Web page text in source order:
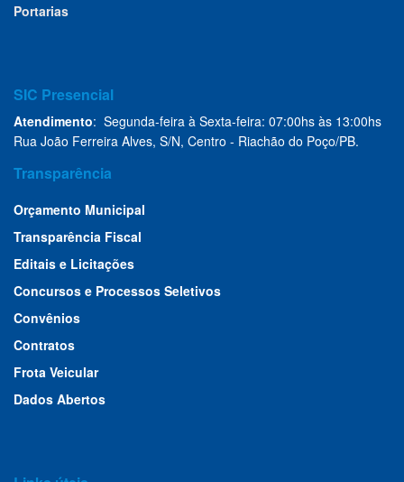
Portarias
SIC Presencial
Atendimento: Segunda-feira à Sexta-feira: 07:00hs às 13:00hs
Rua João Ferreira Alves, S/N, Centro - Riachão do Poço/PB.
Transparência
Orçamento Municipal
Transparência Fiscal
Editais e Licitações
Concursos e Processos Seletivos
Convênios
Contratos
Frota Veicular
Dados Abertos